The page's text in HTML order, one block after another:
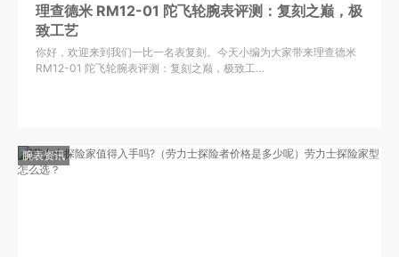
理查德米 RM12-01 陀飞轮腕表评测：复刻之巅，极
致工艺
你好，欢迎来到我们一比一名表复刻。今天小编为大家带来理查德米
RM12-01 陀飞轮腕表评测：复刻之巅，极致工…
腕表资讯